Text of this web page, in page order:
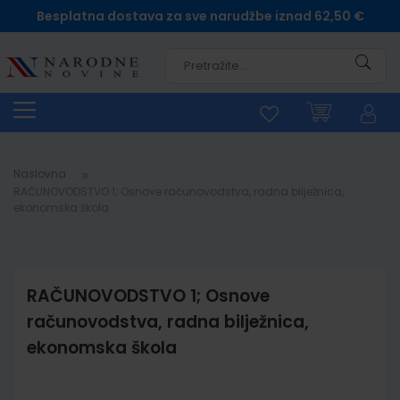
Besplatna dostava za sve narudžbe iznad 62,50 €
Naslovna
RAČUNOVODSTVO 1; Osnove
računovodstva, radna bilježnica,
ekonomska škola